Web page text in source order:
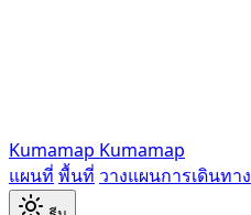
Kumamap Kumamap
แผนที่ พื้นที่ วางแผนการเดินทาง